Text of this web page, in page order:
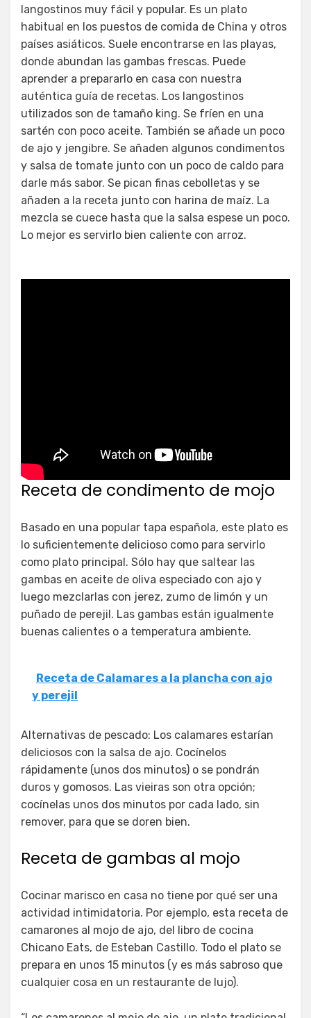
langostinos muy fácil y popular. Es un plato
habitual en los puestos de comida de China y otros
países asiáticos. Suele encontrarse en las playas,
donde abundan las gambas frescas. Puede
aprender a prepararlo en casa con nuestra
auténtica guía de recetas. Los langostinos
utilizados son de tamaño king. Se fríen en una
sartén con poco aceite. También se añade un poco
de ajo y jengibre. Se añaden algunos condimentos
y salsa de tomate junto con un poco de caldo para
darle más sabor. Se pican finas cebolletas y se
añaden a la receta junto con harina de maíz. La
mezcla se cuece hasta que la salsa espese un poco.
Lo mejor es servirlo bien caliente con arroz.
Receta de condimento de mojo
Basado en una popular tapa española, este plato es
lo suficientemente delicioso como para servirlo
como plato principal. Sólo hay que saltear las
gambas en aceite de oliva especiado con ajo y
luego mezclarlas con jerez, zumo de limón y un
puñado de perejil. Las gambas están igualmente
buenas calientes o a temperatura ambiente.
Receta de Calamares a la plancha con ajo
y perejil
Alternativas de pescado: Los calamares estarían
deliciosos con la salsa de ajo. Cocínelos
rápidamente (unos dos minutos) o se pondrán
duros y gomosos. Las vieiras son otra opción;
cocínelas unos dos minutos por cada lado, sin
remover, para que se doren bien.
Receta de gambas al mojo
Cocinar marisco en casa no tiene por qué ser una
actividad intimidatoria. Por ejemplo, esta receta de
camarones al mojo de ajo, del libro de cocina
Chicano Eats, de Esteban Castillo. Todo el plato se
prepara en unos 15 minutos (y es más sabroso que
cualquier cosa en un restaurante de lujo).